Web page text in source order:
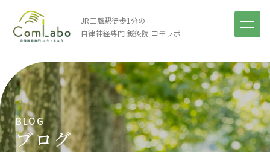
JR三鷹駅徒歩1分の
自律神経専門 鍼灸院 コモラボ
BLOG
ブログ